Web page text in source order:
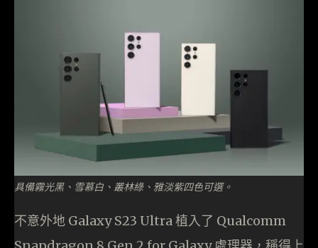
具備霧光黑、雪慕白、叢林綠、雅淡紫四色可選。
不意外地 Galaxy S23 Ultra 植入了 Qualcomm